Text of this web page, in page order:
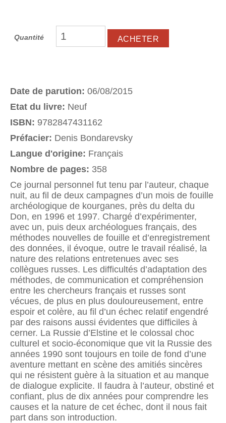
Quantité
Date de parution: 06/08/2015
Etat du livre: Neuf
ISBN: 9782847431162
Préfacier: Denis Bondarevsky
Langue d'origine: Français
Nombre de pages: 358
Ce journal personnel fut tenu par l’auteur, chaque
nuit, au fil de deux campagnes d’un mois de fouille
archéologique de kourganes, près du delta du
Don, en 1996 et 1997. Chargé d’expérimenter,
avec un, puis deux archéologues français, des
méthodes nouvelles de fouille et d’enregistrement
des données, il évoque, outre le travail réalisé, la
nature des relations entretenues avec ses
collègues russes. Les difficultés d’adaptation des
méthodes, de communication et compréhension
entre les chercheurs français et russes sont
vécues, de plus en plus douloureusement, entre
espoir et colère, au fil d’un échec relatif engendré
par des raisons aussi évidentes que difficiles à
cerner. La Russie d’Elstine et le colossal choc
culturel et socio-économique que vit la Russie des
années 1990 sont toujours en toile de fond d’une
aventure mettant en scène des amitiés sincères
qui ne résistent guère à la situation et au manque
de dialogue explicite. Il faudra à l’auteur, obstiné et
confiant, plus de dix années pour comprendre les
causes et la nature de cet échec, dont il nous fait
part dans son introduction.